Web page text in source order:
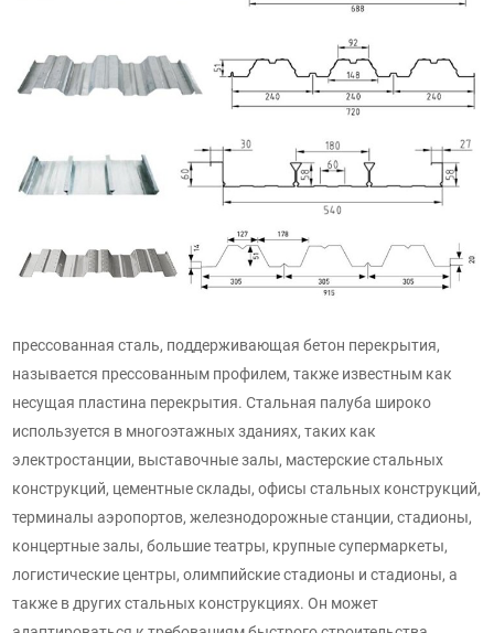
прессованная сталь, поддерживающая бетон перекрытия,
называется прессованным профилем, также известным как
несущая пластина перекрытия. Стальная палуба широко
используется в многоэтажных зданиях, таких как
электростанции, выставочные залы, мастерские стальных
конструкций, цементные склады, офисы стальных конструкций,
терминалы аэропортов, железнодорожные станции, стадионы,
концертные залы, большие театры, крупные супермаркеты,
логистические центры, олимпийские стадионы и стадионы, а
также в других стальных конструкциях. Он может